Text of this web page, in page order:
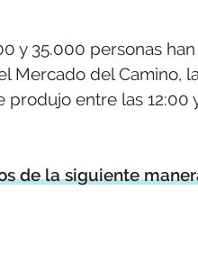
y 35.000 personas han
Mercado del Camino,
produjo entre las 12:00
de la siguiente